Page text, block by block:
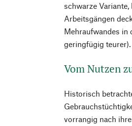
schwarze
Arbeitsgängen
Mehraufwandes in
geringfügig teurer).
Vom Nutzen
Historisch
vorrangig nach